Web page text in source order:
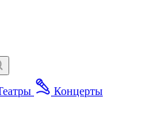
Концерты